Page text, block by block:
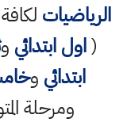
الرياضيات
(اول ابتدائي و
ابتدائي و
ومرحلة